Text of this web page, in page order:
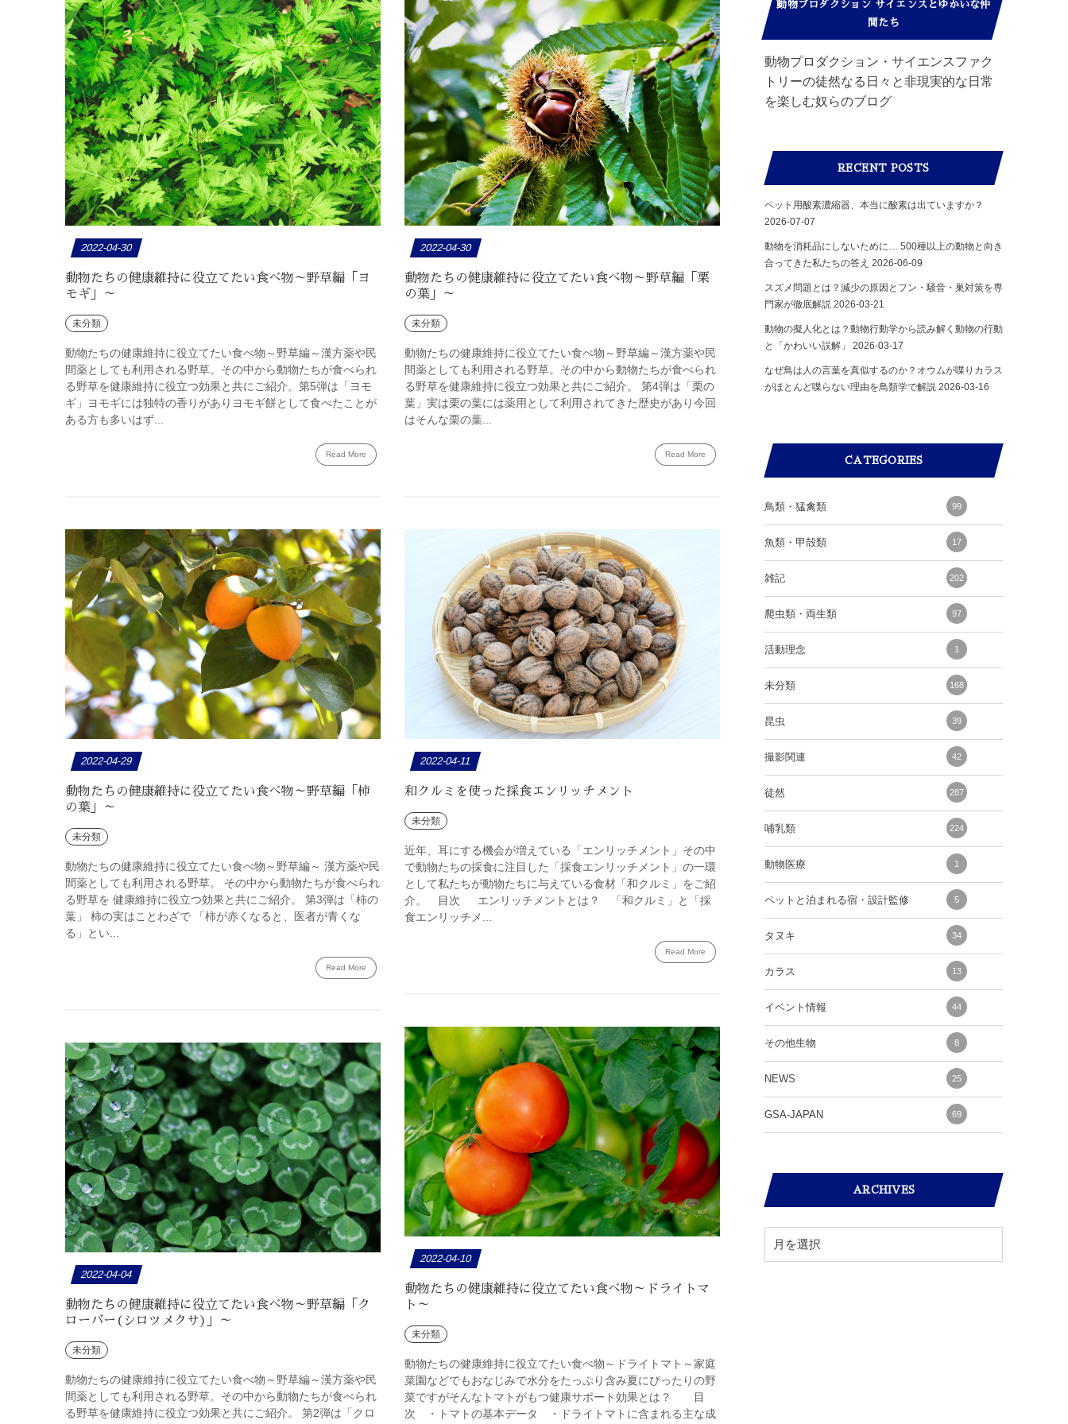
2022-04-30
動物たちの健康維持に役立てたい食べ物～野草編「ヨ
モギ」～
未分類
動物たちの健康維持に役立てたい食べ物～野草編～漢方薬や民
間薬としても利用される野草。その中から動物たちが食べられ
る野草を健康維持に役立つ効果と共にご紹介。第5弾は「ヨモ
ギ」ヨモギには独特の香りがありヨモギ餅として食べたことが
ある方も多いはず...
Read More
2022-04-30
動物たちの健康維持に役立てたい食べ物～野草編「栗
の葉」～
未分類
動物たちの健康維持に役立てたい食べ物～野草編～漢方薬や民
間薬としても利用される野草。その中から動物たちが食べられ
る野草を健康維持に役立つ効果と共にご紹介。 第4弾は「栗の
葉」実は栗の葉には薬用として利用されてきた歴史があり今回
はそんな栗の葉...
Read More
2022-04-29
動物たちの健康維持に役立てたい食べ物～野草編「柿
の葉」～
未分類
動物たちの健康維持に役立てたい食べ物～野草編～ 漢方薬や民
間薬としても利用される野草。 その中から動物たちが食べられ
る野草を 健康維持に役立つ効果と共にご紹介。 第3弾は「柿の
葉」 柿の実はことわざで 「柿が赤くなると、医者が青くな
る」とい...
Read More
2022-04-11
和クルミを使った採食エンリッチメント
未分類
近年、耳にする機会が増えている「エンリッチメント」その中
で動物たちの採食に注目した「採食エンリッチメント」の一環
として私たちが動物たちに与えている食材「和クルミ」をご紹
介。 目次 エンリッチメントとは？ 「和クルミ」と「採
食エンリッチメ...
Read More
2022-04-10
動物たちの健康維持に役立てたい食べ物～ドライトマ
ト～
未分類
動物たちの健康維持に役立てたい食べ物～ドライトマト～家庭
菜園などでもおなじみで水分をたっぷり含み夏にぴったりの野
菜ですがそんなトマトがもつ健康サポート効果とは？ 目
次 ・トマトの基本データ ・ドライトマトに含まれる主な成
2022-04-04
動物たちの健康維持に役立てたい食べ物～野草編「ク
ローバー(シロツメクサ)」～
未分類
動物たちの健康維持に役立てたい食べ物～野草編～漢方薬や民
間薬としても利用される野草。その中から動物たちが食べられ
る野草を健康維持に役立つ効果と共にご紹介。 第2弾は「クロ
動物プロダクション サイエンスとゆかいな仲
間たち
動物プロダクション・サイエンスファク
トリーの徒然なる日々と非現実的な日常
を楽しむ奴らのブログ
RECENT POSTS
ペット用酸素濃縮器、本当に酸素は出ていますか？
2026-07-07
動物を消耗品にしないために… 500種以上の動物と向き
合ってきた私たちの答え 2026-06-09
スズメ問題とは？減少の原因とフン・騒音・巣対策を専
門家が徹底解説 2026-03-21
動物の擬人化とは？動物行動学から読み解く動物の行動
と「かわいい誤解」
2026-03-17
なぜ鳥は人の言葉を真似するのか？オウムが喋りカラス
がほとんど喋らない理由を鳥類学で解説 2026-03-16
CATEGORIES
鳥類・猛禽類 99
魚類・甲殻類 17
雑記 202
爬虫類・両生類 97
活動理念 1
未分類 168
昆虫 39
撮影関連 42
徒然 287
哺乳類 224
動物医療 1
ペットと泊まれる宿・設計監修 5
タヌキ 34
カラス 13
イベント情報 44
その他生物 8
NEWS 25
GSA-JAPAN 69
ARCHIVES